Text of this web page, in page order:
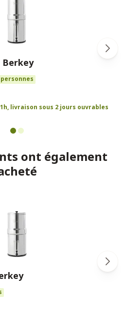
Berkey
personnes
livraison sous 2 jours ouvrables
ont également